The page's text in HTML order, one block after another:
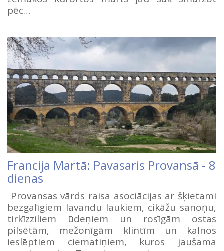
pēc…
Francija Martā: Pavasaris Provansā - 8
dienas
Provansas vārds raisa asociācijas ar šķietami
bezgalīgiem lavandu laukiem, cikāžu sanoņu,
tirkīzziliem ūdeņiem un rosīgām ostas
pilsētām, mežonīgām klintīm un kalnos
ieslēptiem ciematiņiem, kuros jaušama